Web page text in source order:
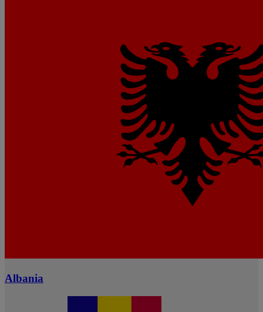
Albania